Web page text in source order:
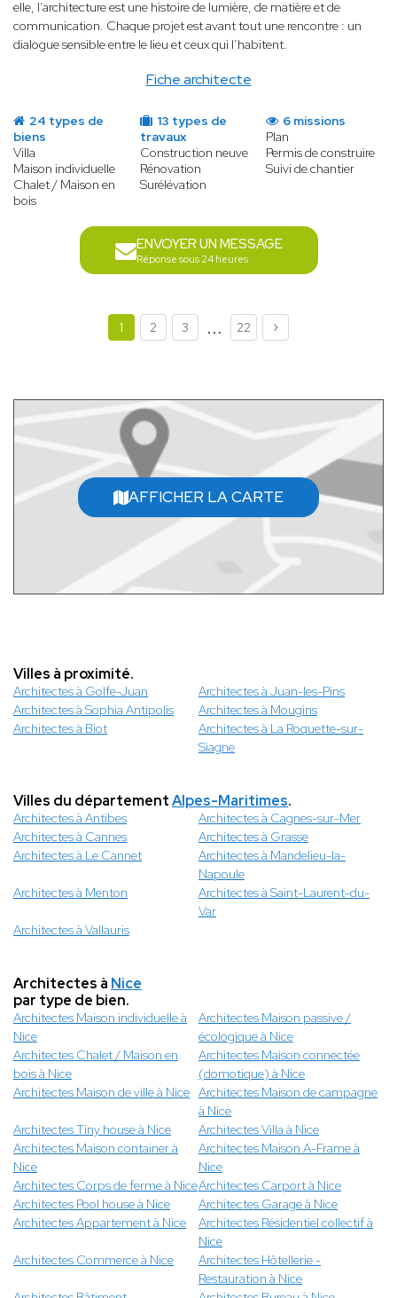
Fiche architecte
elle, l’architecture est une histoire de lumière, de matière et de
communication. Chaque projet est avant tout une rencontre : un
dialogue sensible entre le lieu et ceux qui l’habitent.
24 types de
biens
Villa
Maison individuelle
Chalet / Maison en
bois
13 types de
travaux
Construction neuve
Rénovation
Surélévation
6 missions
Plan
Permis de construire
Suivi de chantier
ENVOYER UN MESSAGE
Réponse sous 24 heures
1 2 3 ... 22
AFFICHER LA CARTE
Villes à proximité.
Architectes à Golfe-Juan
Architectes à Juan-les-Pins
Architectes à Sophia Antipolis
Architectes à Mougins
Architectes à Biot
Architectes à La Roquette-sur-
Siagne
Villes du départementAlpes-Maritimes.
Architectes à Antibes
Architectes à Cagnes-sur-Mer
Architectes à Cannes
Architectes à Grasse
Architectes à Le Cannet
Architectes à Mandelieu-la-
Napoule
Architectes à Menton
Architectes à Saint-Laurent-du-
Var
Architectes à Vallauris
Architectes à Nice
par type de bien.
Architectes Maison individuelle à
Nice
Architectes Maison passive /
écologique à Nice
Architectes Chalet / Maison en
bois à Nice
Architectes Maison connectée
(domotique) à Nice
Architectes Maison de ville à Nice Architectes Maison de campagne
à Nice
Architectes Tiny house à Nice
Architectes Villa à Nice
Architectes Maison container à
Nice
Architectes Maison A-Frame à
Nice
Architectes Corps de ferme à NiceArchitectes Carport à Nice
Architectes Pool house à Nice
Architectes Garage à Nice
Architectes Appartement à Nice
Architectes Résidentiel collectif à
Nice
Architectes Commerce à Nice
Architectes Hôtellerie -
Restauration à Nice